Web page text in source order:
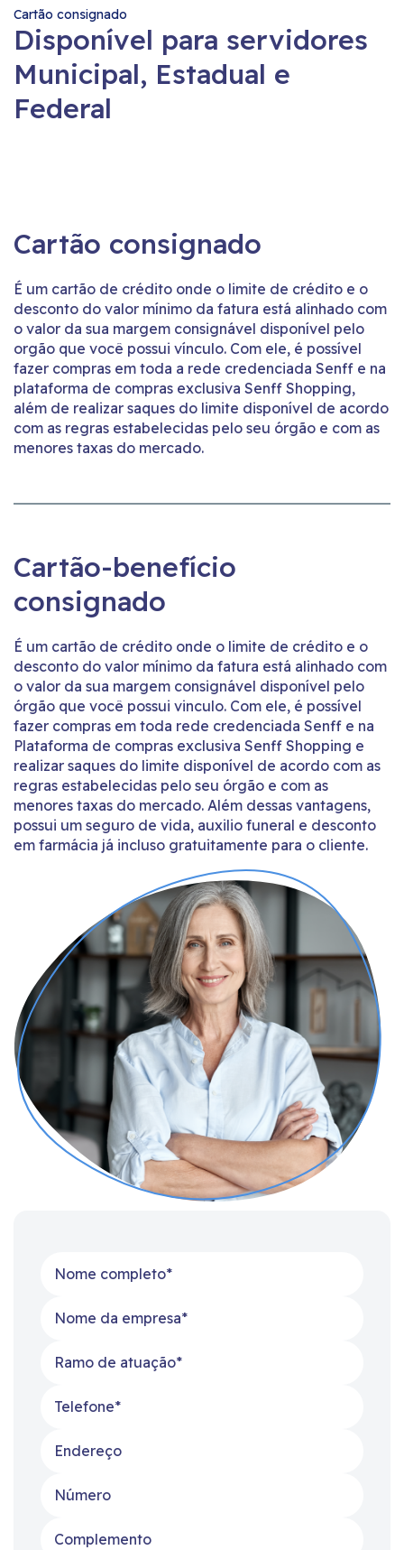
Cartão consignado
Disponível para servidores
Municipal, Estadual e
Federal
Cartão consignado
É um cartão de crédito onde o limite de crédito e o
desconto do valor mínimo da fatura está alinhado com
o valor da sua margem consignável disponível pelo
orgão que você possui vínculo. Com ele, é possível
fazer compras em toda a rede credenciada Senff e na
plataforma de compras exclusiva Senff Shopping,
além de realizar saques do limite disponível de acordo
com as regras estabelecidas pelo seu órgão e com as
menores taxas do mercado.
Cartão-benefício
consignado
É um cartão de crédito onde o limite de crédito e o
desconto do valor mínimo da fatura está alinhado com
o valor da sua margem consignável disponível pelo
órgão que você possui vinculo. Com ele, é possível
fazer compras em toda rede credenciada Senff e na
Plataforma de compras exclusiva Senff Shopping e
realizar saques do limite disponível de acordo com as
regras estabelecidas pelo seu órgão e com as
menores taxas do mercado. Além dessas vantagens,
possui um seguro de vida, auxilio funeral e desconto
em farmácia já incluso gratuitamente para o cliente.